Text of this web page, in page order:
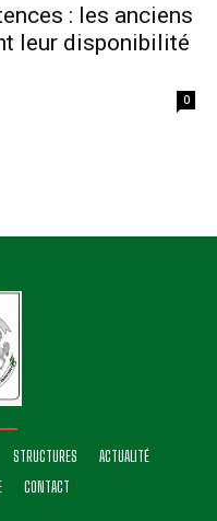
: les anciens
leur disponibilité
0
STRUCTURES
ACTUALITÉ
CONTACT